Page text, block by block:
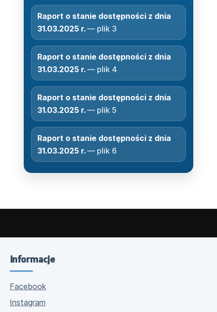
Raport o stanie dostępności z dnia
31.03.2025 r.— plik 3
Raport o stanie dostępności z dnia
31.03.2025 r.— plik 4
Raport o stanie dostępności z dnia
31.03.2025 r.— plik 5
Raport o stanie dostępności z dnia
31.03.2025 r.— plik 6
Informacje
Facebook
Instagram